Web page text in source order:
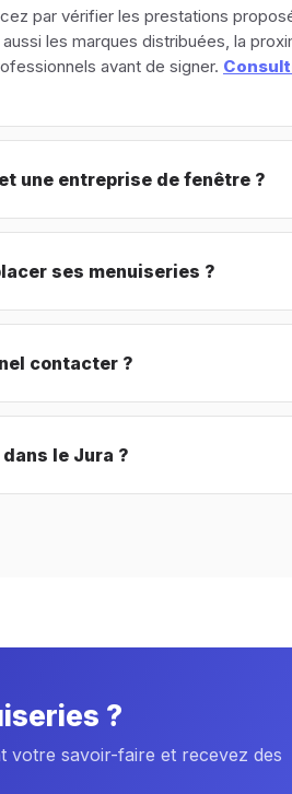
par vérifier les prestations
les marques distribuées, la
avant de signer.
une entreprise de fenêtre ?
ses menuiseries ?
contacter ?
le Jura ?
?
votre savoir-faire et recevez des